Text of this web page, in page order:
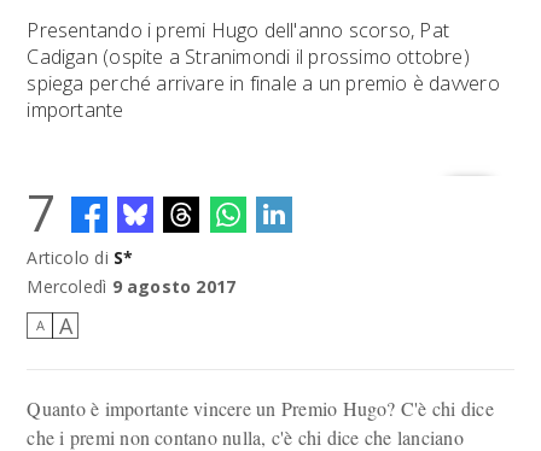
NETFLIX SADIE SINK STAR TREK: STRANGE NEW WORLDS
Presentando i premi Hugo dell'anno scorso, Pat
Cadigan (ospite a Stranimondi il prossimo ottobre)
spiega perché arrivare in finale a un premio è davvero
importante
7
Articolo di S*
Mercoledì 9 agosto 2017
A A
Quanto è importante vincere un Premio Hugo? C'è chi dice
che i premi non contano nulla, c'è chi dice che lanciano